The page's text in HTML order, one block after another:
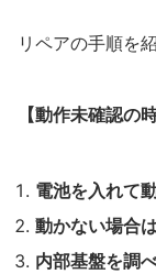
リペアの手順を
【動作未確認の
電池を入れて
動かない場合
内部基盤を調